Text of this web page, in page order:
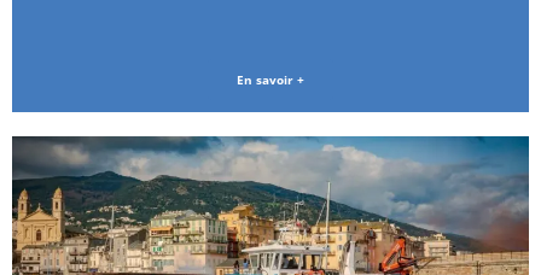
En savoir +